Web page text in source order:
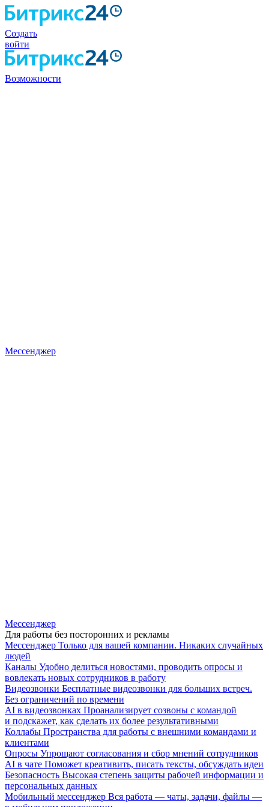
Создать
войти
Возможности
Мессенджер
Мессенджер
Для работы без посторонних и рекламы
Мессенджер Только для вашей компании. Никаких случайных
людей
Каналы Удобно делиться новостями, проводить опросы и
вовлекать новых сотрудников в работу
Видеозвонки Бесплатные видеозвонки для больших встреч.
Без ограничений по времени
AI в видеозвонках Проанализирует созвоны с командой
и подскажет, как сделать их более результативными
Коллабы Пространства для работы с внешними командами и
клиентами
Опросы Упрощают согласования и сбор мнений сотрудников
AI в чате Поможет креативить, писать тексты, обсуждать идеи
Безопасность Высокая степень защиты рабочей информации и
персональных данных
Мобильный мессенджер Вся работа — чаты, задачи, файлы —